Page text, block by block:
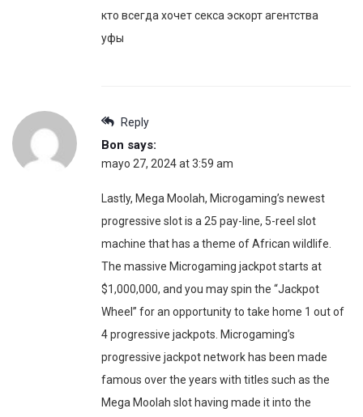
кто всегда хочет секса эскорт агентства
уфы
Reply
Bon says:
mayo 27, 2024 at 3:59 am
Lastly, Mega Moolah, Microgaming’s newest
progressive slot is a 25 pay-line, 5-reel slot
machine that has a theme of African wildlife.
The massive Microgaming jackpot starts at
$1,000,000, and you may spin the “Jackpot
Wheel” for an opportunity to take home 1 out of
4 progressive jackpots. Microgaming’s
progressive jackpot network has been made
famous over the years with titles such as the
Mega Moolah slot having made it into the